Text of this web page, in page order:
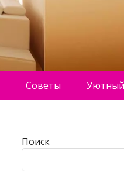
Советы Уютный
Поиск